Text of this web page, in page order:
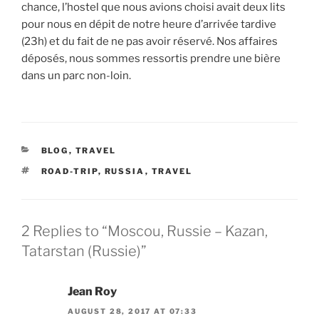
chance, l’hostel que nous avions choisi avait deux lits
pour nous en dépit de notre heure d’arrivée tardive
(23h) et du fait de ne pas avoir réservé. Nos affaires
déposés, nous sommes ressortis prendre une bière
dans un parc non-loin.
CATEGORIES
BLOG , TRAVEL
TAGS
ROAD-TRIP, RUSSIA , TRAVEL
2 Replies to “Moscou, Russie – Kazan,
Tatarstan (Russie)”
Jean Roy
AUGUST 28, 2017 AT 07:33